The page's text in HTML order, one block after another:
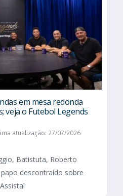
em mesa redonda
veja o Futebol Legends
atualização: 27/07/2026
Batistuta, Roberto
descontraído sobre